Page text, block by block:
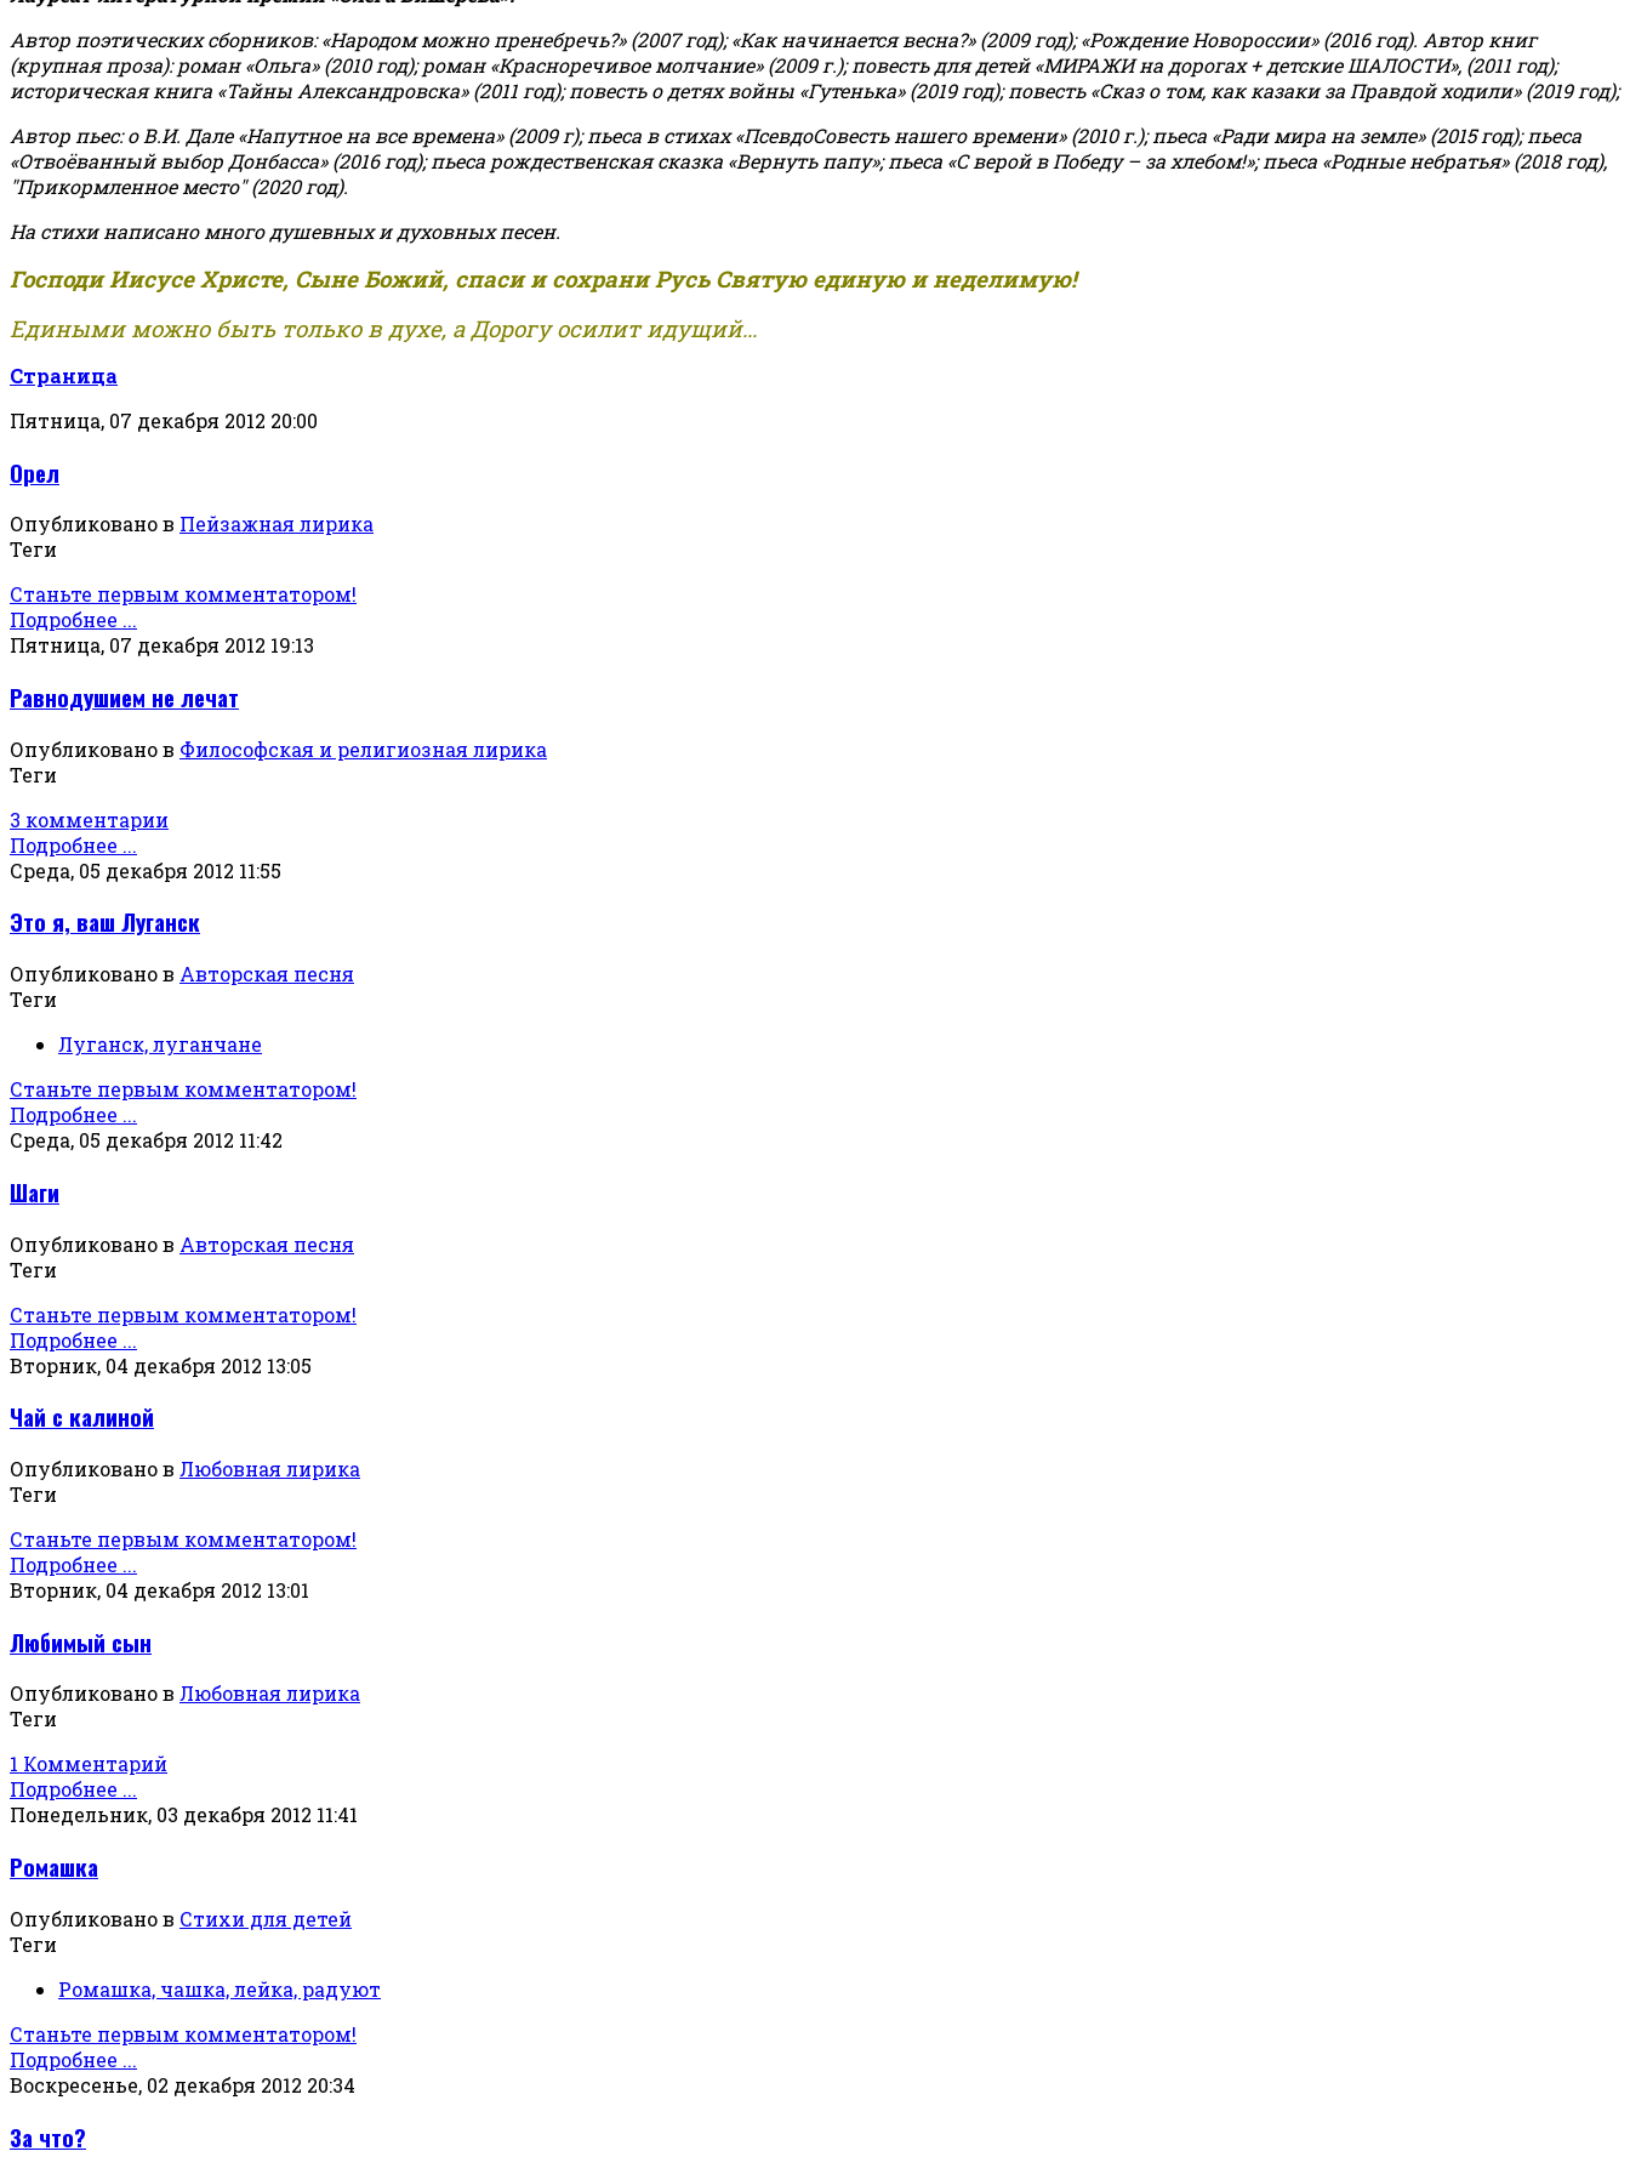
Автор поэтических сборников: «Народом можно пренебречь?» (2007 год); «Как начинается весна?» (2009 год); «Рождение Новороссии» (2016 год). Автор книг
(крупная проза): роман «Ольга» (2010 год); роман «Красноречивое молчание» (2009 г.); повесть для детей «МИРАЖИ на дорогах + детские ШАЛОСТИ», (2011 год);
историческая книга «Тайны Александровска» (2011 год); повесть о детях войны «Гутенька» (2019 год); повесть «Сказ о том, как казаки за Правдой ходили» (2019 год);
Автор пьес: о В.И. Дале «Напутное на все времена» (2009 г); пьеса в стихах «ПсевдоСовесть нашего времени» (2010 г.); пьеса «Ради мира на земле» (2015 год); пьеса
«Отвоёванный выбор Донбасса» (2016 год); пьеса рождественская сказка «Вернуть папу»; пьеса «С верой в Победу – за хлебом!»;пьеса «Родные небратья» (2018 год),
"Прикормленное место" (2020 год).
На стихи написано много душевных и духовных песен.
Господи Иисусе Христе, Сыне Божий, спаси и сохрани Русь Святую единую и неделимую!
Едиными можно быть только в духе, а Дорогу осилит идущий...
Страница
Пятница, 07 декабря 2012 20:00
Орел
Опубликовано в Пейзажная лирика
Теги
Станьте первым комментатором!
Подробнее ...
Пятница, 07 декабря 2012 19:13
Равнодушием не лечат
Опубликовано в Философская и религиозная лирика
Теги
3 комментарии
Подробнее ...
Среда, 05 декабря 2012 11:55
Это я, ваш Луганск
Опубликовано в Авторская песня
Теги
Луганск, луганчане
Станьте первым комментатором!
Подробнее ...
Среда, 05 декабря 2012 11:42
Шаги
Опубликовано в Авторская песня
Теги
Станьте первым комментатором!
Подробнее ...
Вторник, 04 декабря 2012 13:05
Чай с калиной
Опубликовано в Любовная лирика
Теги
Станьте первым комментатором!
Подробнее ...
Вторник, 04 декабря 2012 13:01
Любимый сын
Опубликовано в Любовная лирика
Теги
1 Комментарий
Подробнее ...
Понедельник, 03 декабря 2012 11:41
Ромашка
Опубликовано в Стихи для детей
Теги
Ромашка, чашка, лейка, радуют
Станьте первым комментатором!
Подробнее ...
Воскресенье, 02 декабря 2012 20:34
За что?